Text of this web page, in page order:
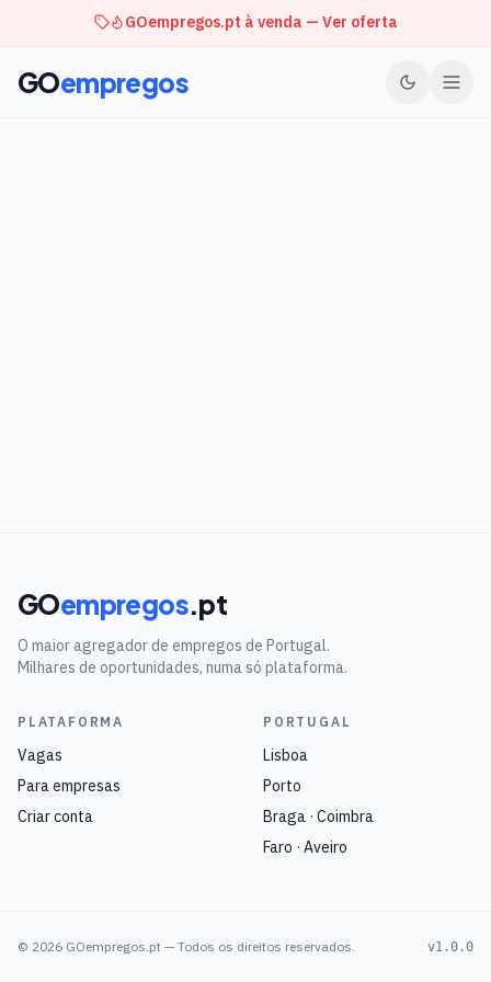
GOempregos.pt à venda — Ver oferta
GOempregos
GOempregos.pt
O maior agregador de empregos de Portugal.
Milhares de oportunidades, numa só plataforma.
PLATAFORMA
Vagas
Para empresas
Criar conta
PORTUGAL
Lisboa
Porto
Braga · Coimbra
Faro · Aveiro
© 2026 GOempregos.pt — Todos os direitos reservados. v1.0.0